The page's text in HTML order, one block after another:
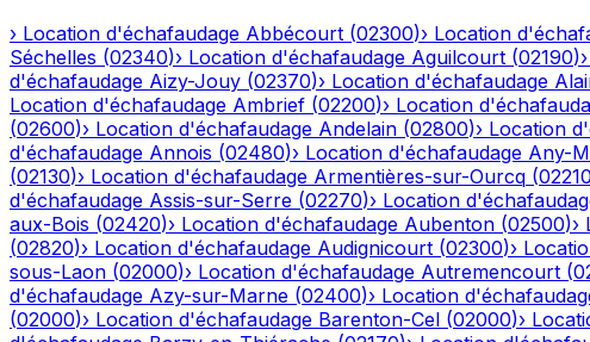
› Location d'échafaudage Abbécourt (02300)› Location
Séchelles (02340)› Location d'échafaudage Aguilcourt (02190)›
d'échafaudage Aizy-Jouy (02370)› Location d'échafaudage
Location d'échafaudage Ambrief (02200)› Location
(02600)› Location d'échafaudage Andelain (02800)› Location
d'échafaudage Annois (02480)› Location d'échafaudage Any-
(02130)› Location d'échafaudage Armentières-sur-Ourcq (02210
d'échafaudage Assis-sur-Serre (02270)› Location
aux-Bois (02420)› Location d'échafaudage Aubenton (02500)›
(02820)› Location d'échafaudage Audignicourt (02300)›
sous-Laon (02000)› Location d'échafaudage Autremencourt (
d'échafaudage Azy-sur-Marne (02400)› Location
(02000)› Location d'échafaudage Barenton-Cel (02000)›